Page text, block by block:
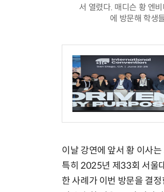
서 열렸다. 매디슨 황 엔
에 방문해 학생
이날 강연에 앞서 황 이사
특히 2025년 제33회 서울
한 사례가 이번 방문을 결